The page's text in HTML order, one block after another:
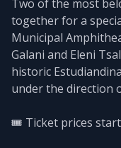
Two of the most
together for a
Municipal
Galani and Eleni
historic
under the direction
🎟️ Ticket prices